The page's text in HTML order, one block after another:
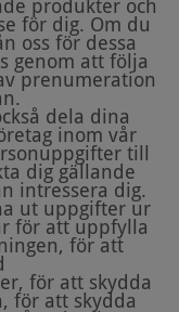
produkter och
för dig. Om du
oss för dessa
genom att följa
prenumeration
dela dina
inom vår
till
dig gällande
intressera dig.
ut uppgifter ur
för att uppfylla
för att
för att skydda
för att skydda